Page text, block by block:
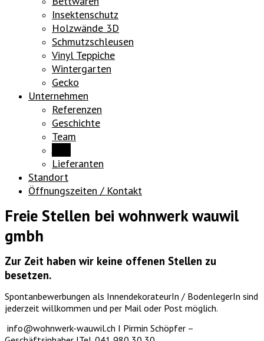
Insektenschutz
Holzwände 3D
Schmutzschleusen
Vinyl Teppiche
Wintergarten
Gecko
Unternehmen
Referenzen
Geschichte
Team
Lieferanten
Standort
Öffnungszeiten / Kontakt
Freie Stellen bei wohnwerk wauwil
gmbh
Zur Zeit haben wir keine offenen Stellen zu
besetzen.
Spontanbewerbungen als InnendekorateurIn / BodenlegerIn sind
jederzeit willkommen und per Mail oder Post möglich.
info@wohnwerk-wauwil.ch I Pirmin Schöpfer –